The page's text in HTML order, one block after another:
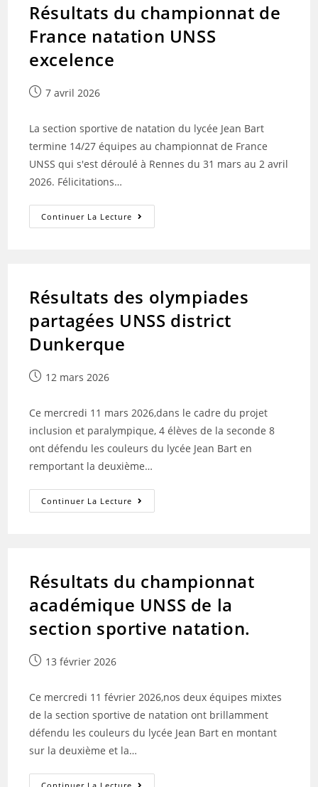
Par
Le
Sport
Résultats du championnat de
France natation UNSS
excelence
Publication
7 avril 2026
La section sportive de natation du lycée Jean Bart
termine 14/27 équipes au championnat de France
UNSS qui s'est déroulé à Rennes du 31 mars au 2 avril
2026. Félicitations…
Continuer La Lecture Résultats
Du
Résultats des olympiades
partagées UNSS district
Dunkerque
Publication
12 mars 2026
Ce mercredi 11 mars 2026,dans le cadre du projet
inclusion et paralympique, 4 élèves de la seconde 8
ont défendu les couleurs du lycée Jean Bart en
remportant la deuxième…
Continuer La Lecture Résultats
Des
Résultats du championnat
académique UNSS de la
section sportive natation.
Publication
13 février 2026
Ce mercredi 11 février 2026,nos deux équipes mixtes
de la section sportive de natation ont brillamment
défendu les couleurs du lycée Jean Bart en montant
sur la deuxième et la…